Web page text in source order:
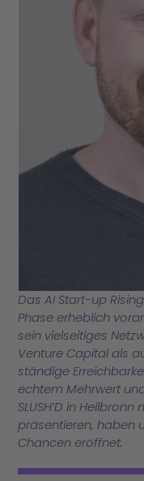
Das AI Start-up
Phase erheblich
sein vielseitiges
Venture Capital als
ständige
echtem Mehrwert
SLUSH’D in
präsentieren, haben
Chancen eröffnet.